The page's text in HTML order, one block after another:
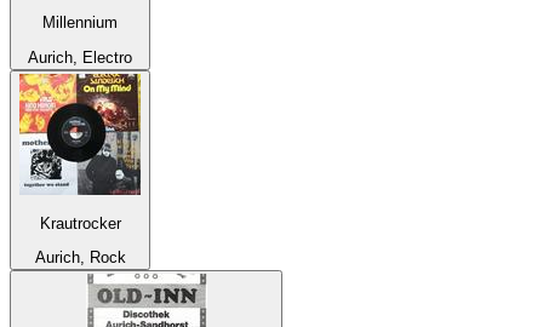
Millennium
Aurich, Electro
Krautrocker
Aurich, Rock